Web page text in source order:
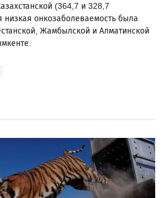
(364,7 и 328,7
низкая онкозаболеваемость была
Жамбылской и Алматинской